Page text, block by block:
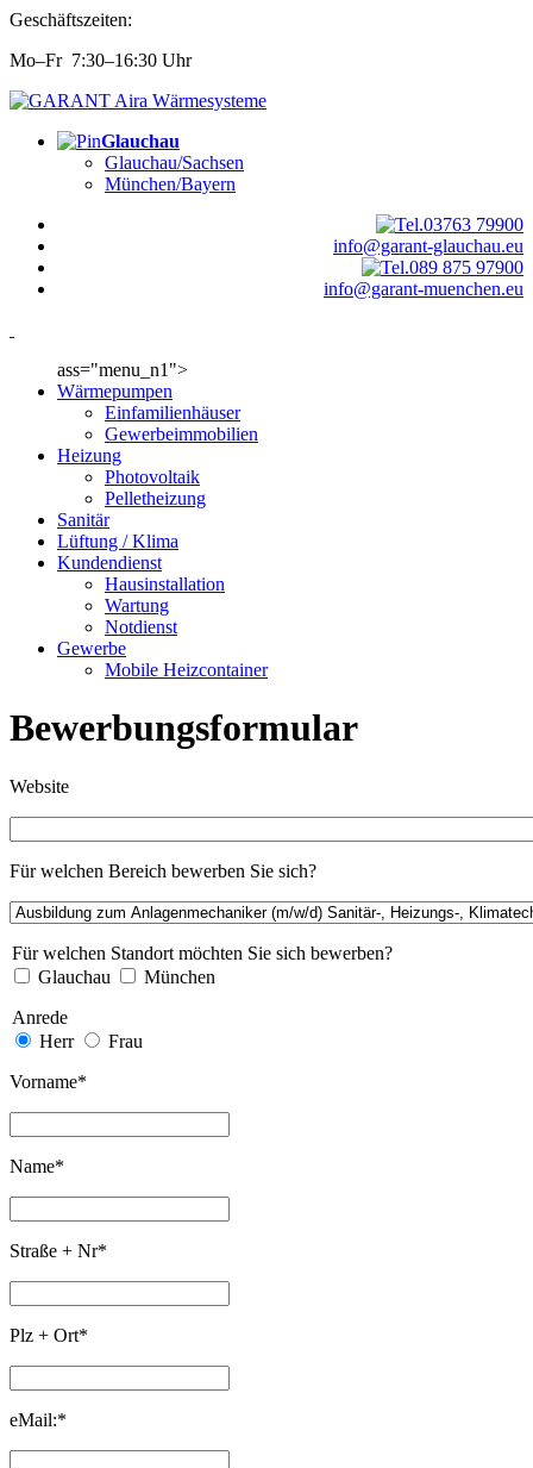
Geschäftszeiten:
Mo–Fr 7:30–16:30 Uhr
Glauchau
Glauchau/Sachsen
München/Bayern
03763 79900
info@garant-glauchau.eu
089 875 97900
info@garant-muenchen.eu
ass="menu_n1">
Wärmepumpen
Einfamilienhäuser
Gewerbeimmobilien
Heizung
Photovoltaik
Pelletheizung
Sanitär
Lüftung / Klima
Kundendienst
Hausinstallation
Wartung
Notdienst
Gewerbe
Mobile Heizcontainer
Bewerbungsformular
Website
Für welchen Bereich bewerben Sie sich?
Für welchen Standort möchten Sie sich bewerben?
Glauchau
München
Anrede
Herr
Frau
Vorname*
Name*
Straße + Nr*
Plz + Ort*
eMail:*